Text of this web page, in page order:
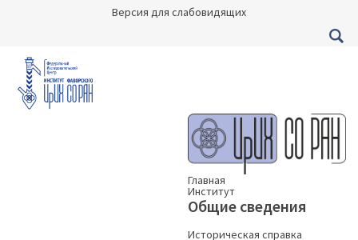
Версия для слабовидящих
Главная
Институт
Общие сведения
Историческая справка